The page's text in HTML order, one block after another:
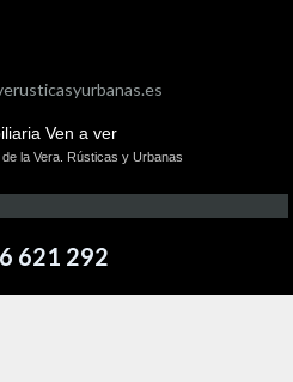
de la Vera. Rústicas y Urbanas
621 292